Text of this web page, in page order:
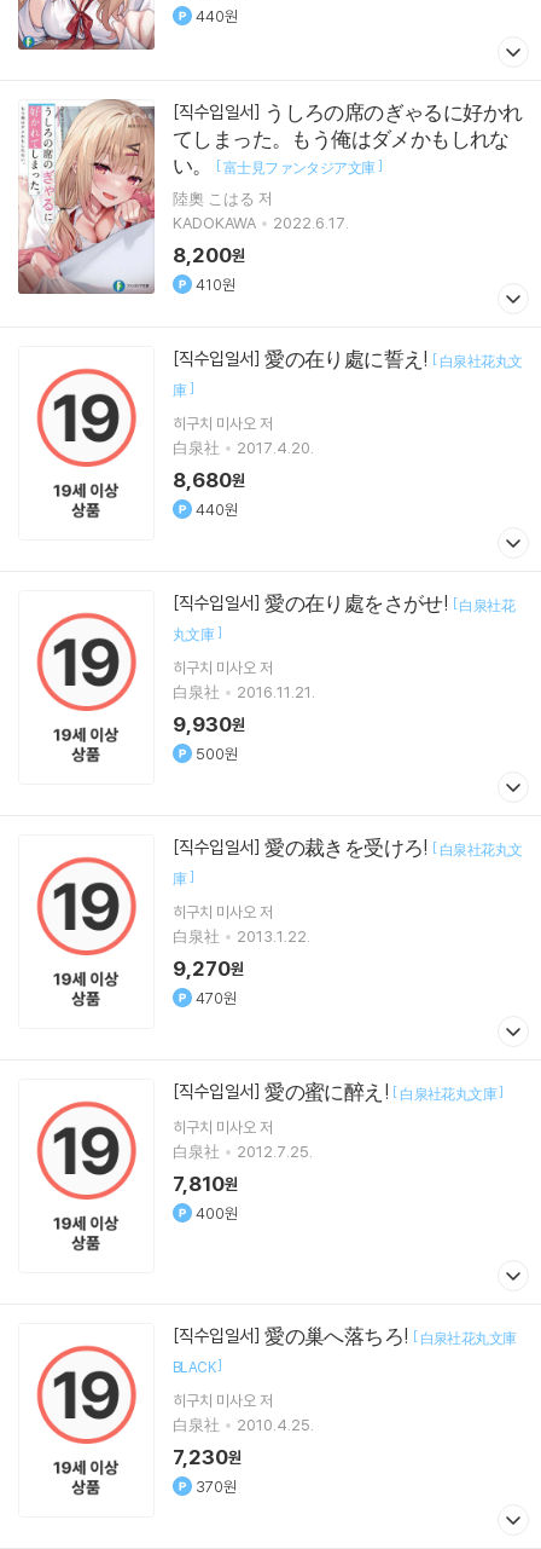
440원
[직수입일서]
てしまった。もう俺はダメかもしれな
い。
[富士見ファンタジア文庫]
陸奧 こはる 저
KADOKAWA
2022.6.17.
8,200원
410원
[직수입일서] 愛の在り處に誓え! [ 白泉社花丸文
庫]
히구치 미사오 저
白泉社
2017.4.20.
8,680원
440원
[직수입일서] 愛の在り處をさがせ! [白泉社花
丸文庫]
히구치 미사오 저
白泉社
2016.11.21.
9,930원
500원
[직수입일서] 愛の裁きを受けろ! [ 白泉社花丸文
庫]
히구치 미사오 저
白泉社
2013.1.22.
9,270원
470원
[직수입일서] 愛の蜜に醉え! [ 白泉社花丸文庫]
히구치 미사오 저
白泉社
2012.7.25.
7,810원
400원
[직수입일서] 愛の巢へ落ちろ! [ 白泉社花丸文庫
BLACK]
히구치 미사오 저
白泉社
2010.4.25.
7,230원
370원